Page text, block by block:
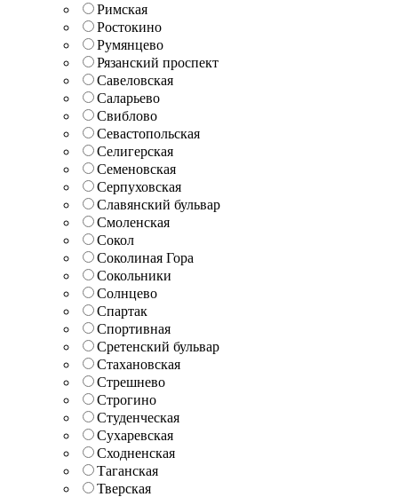
Римская
Ростокино
Румянцево
Рязанский проспект
Савеловская
Саларьево
Свиблово
Севастопольская
Селигерская
Семеновская
Серпуховская
Славянский бульвар
Смоленская
Сокол
Соколиная Гора
Сокольники
Солнцево
Спартак
Спортивная
Сретенский бульвар
Стахановская
Стрешнево
Строгино
Студенческая
Сухаревская
Сходненская
Таганская
Тверская